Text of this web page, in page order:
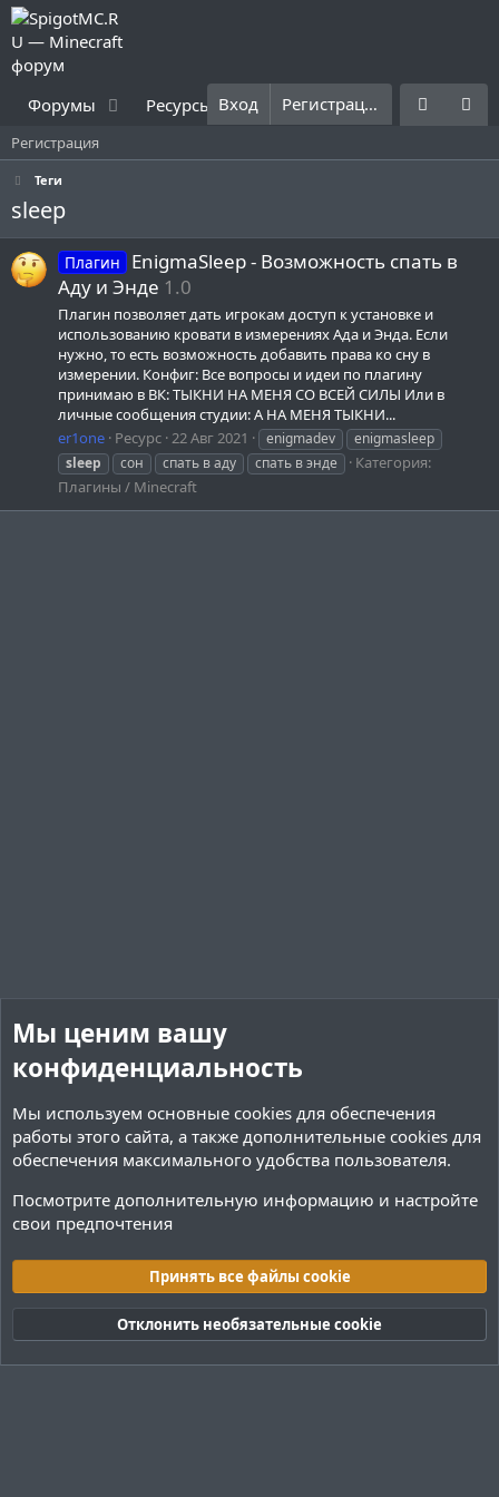
Форумы Ресурсы Что нового? Правила
Вход Регистрация
Регистрация
Теги
sleep
Плагин
EnigmaSleep - Возможность спать в
Аду и Энде 1.0
Плагин позволяет дать игрокам доступ к установке и
использованию кровати в измерениях Ада и Энда. Если
нужно, то есть возможность добавить права ко сну в
измерении. Конфиг: Все вопросы и идеи по плагину
принимаю в ВК: ТЫКНИ НА МЕНЯ СО ВСЕЙ СИЛЫ Или в
личные сообщения студии: А НА МЕНЯ ТЫКНИ...
er1one Ресурс 22 Авг 2021 enigmadev
enigmasleep
sleep
сон спать в аду спать в энде
Категория:
Плагины / Minecraft
Cookies Тёмная (2020)
Русский (RU)
Обратная связь
Условия и правила
Политика конфиденциальности
Помощь
R
Мы ценим вашу
конфиденциальность
Мы используем основные cookies для обеспечения
работы этого сайта, а также дополнительные cookies для
обеспечения максимального удобства пользователя.
Посмотрите дополнительную информацию и настройте
свои предпочтения
Принять все файлы cookie
Отклонить необязательные cookie